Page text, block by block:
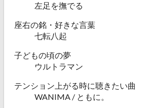
左足を撫でる
座右の銘・好きな言葉
七転八起
子どもの頃の夢
ウルトラマン
テンション上がる時に聴きたい曲
WANIMA / ともに。